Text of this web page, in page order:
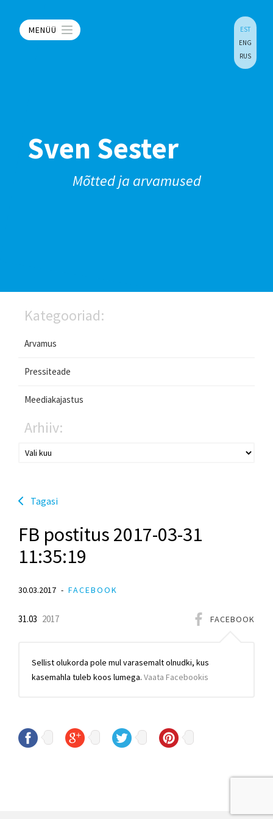
MENÜÜ
EST
ENG
RUS
Sven Sester
Mõtted ja arvamused
Kategooriad:
Arvamus
Pressiteade
Meediakajastus
Arhiiv:
Tagasi
FB postitus 2017-03-31
11:35:19
30.03.2017 FACEBOOK
FACEBOOK
31.03 2017
Sellist olukorda pole mul varasemalt olnudki, kus
kasemahla tuleb koos lumega. Vaata Facebookis